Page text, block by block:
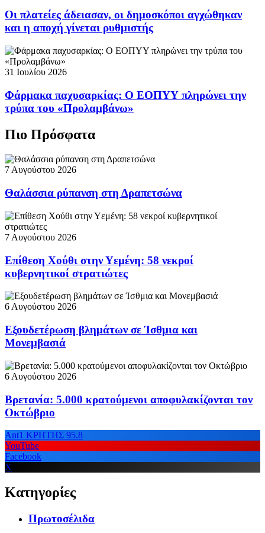
Οι πλατείες άδειασαν, οι δημοσκόποι αγχώθηκαν
και η αποχή γίνεται ρυθμιστής
31 Ιουλίου 2026
Φάρμακα παχυσαρκίας: Ο ΕΟΠΥΥ πληρώνει την
τρύπα του «Προλαμβάνω»
Πιο Πρόσφατα
7 Αυγούστου 2026
Θαλάσσια ρύπανση στη Δραπετσώνα
7 Αυγούστου 2026
Επίθεση Χούθι στην Υεμένη: 58 νεκροί
κυβερνητικοί στρατιώτες
6 Αυγούστου 2026
Εξουδετέρωση βλημάτων σε Ίσθμια και
Μονεμβασιά
6 Αυγούστου 2026
Βρετανία: 5.000 κρατούμενοι αποφυλακίζονται τον
Οκτώβριο
Ant1 ΚΡΗΤΗΣ 95.8
YouTube
Facebook
X
Κατηγορίες
Πρωτοσέλιδα